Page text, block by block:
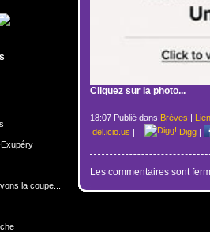
la coupe...
Cliquez sur la photo...
18:07 Publié dans Brèves |
del.icio.us | | Digg|
Les commentaires sont